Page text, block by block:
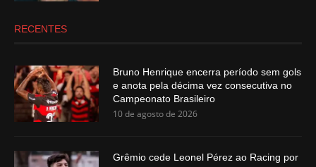
RECENTES
Bruno Henrique encerra período sem gols
e anota pela décima vez consecutiva no
Campeonato Brasileiro
10 de agosto de 2026
Grêmio cede Leonel Pérez ao Racing por